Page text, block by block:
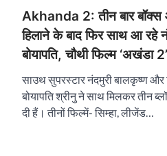
Akhanda 2: तीन बार
हिलाने के बाद फिर साथ आ रहे
बोयापति, चौथी फिल्म ‘अखंडा
साउथ सुपरस्टार नंदमुरी बालकृष्ण और
बोयापति श्रीनु ने साथ मिलकर तीन
दी हैं। तीनों फिल्में- सिम्हा, लीजेंड…